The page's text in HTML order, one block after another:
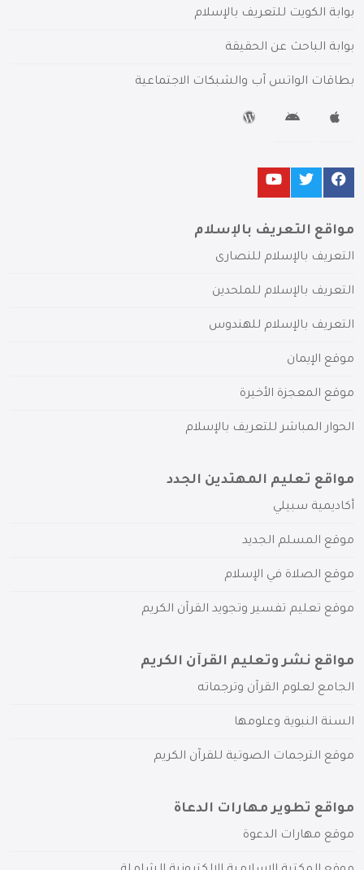
بوابة الكويت للتعريف بالإسلام
بوابة الباحث عن الحقيقة
بطاقات الواتس آب والشبكات الاجتماعية
مواقع التعريف بالإسلام
التعريف بالإسلام للنصارى
التعريف بالإسلام للملحدين
التعريف بالإسلام للهندوس
موقع الإيمان
موقع المعجزة الأخيرة
الحوار المباشر للتعريف بالإسلام
مواقع تعليم المهتدين الجدد
أكاديمية سبيلي
موقع المسلم الجديد
موقع الصلاة في الإسلام
موقع تعليم تفسير وتجويد القرآن الكريم
مواقع نشر وتعليم القرآن الكريم
الجامع لعلوم القرآن وترجماته
السنة النبوية وعلومها
موقع الترجمات الصوتية للقرآن الكريم
مواقع تطوير مهارات الدعاة
موقع مهارات الدعوة